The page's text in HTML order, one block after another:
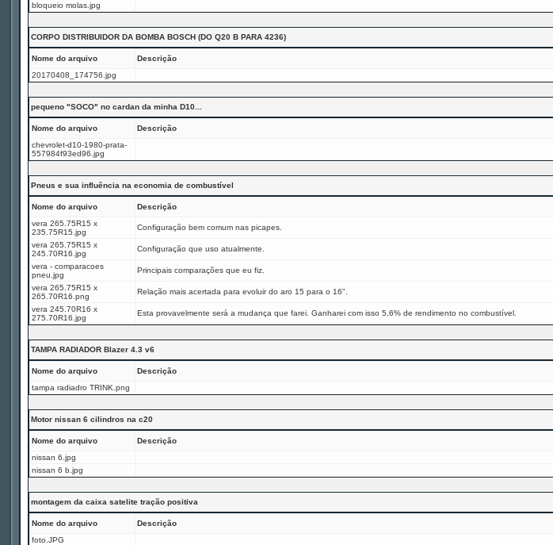
bloqueio molas.jpg
CORPO DISTRIBUIDOR DA BOMBA BOSCH (DO Q20 B PARA 4236)
Nome do arquivo Descrição
20170408_174756.jpg
pequeno "SOCO" no cardan da minha D10...
Nome do arquivo Descrição
chevrolet-d10-1980-prata-
557984f93ed96.jpg
Pneus e sua influência na economia de combustível
Nome do arquivo Descrição
vera 265.75R15 x
235.75R15.jpg
Configuração bem comum nas picapes.
vera 265.75R15 x
245.70R16.jpg
Configuração que uso atualmente.
vera - comparacoes
pneu.jpg
Principais comparações que eu fiz.
vera 265.75R15 x
265.70R16.png
Relação mais acertada para evoluir do aro 15 para o 16".
vera 245.70R16 x
275.70R16.jpg
Esta provavelmente será a mudança que farei. Ganharei com isso 5,6% de rendimento no combustível.
TAMPA RADIADOR Blazer 4.3 v6
Nome do arquivo Descrição
tampa radiadro TRINK.png
Motor nissan 6 cilindros na c20
Nome do arquivo Descrição
nissan 6.jpg
nissan 6 b.jpg
montagem da caixa satelite tração positiva
Nome do arquivo Descrição
foto.JPG